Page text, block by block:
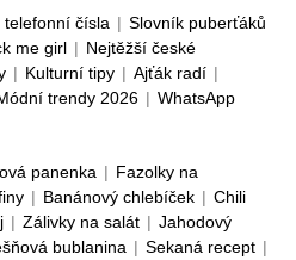
telefonní čísla | Slovník puberťáků
me girl | Nejtěžší české
| Kulturní tipy | Ajťák radí |
trendy 2026 | WhatsApp
panenka | Fazolky na
| Banánový chlebíček | Chili
| Zálivky na salát | Jahodový
bublanina | Sekaná recept |